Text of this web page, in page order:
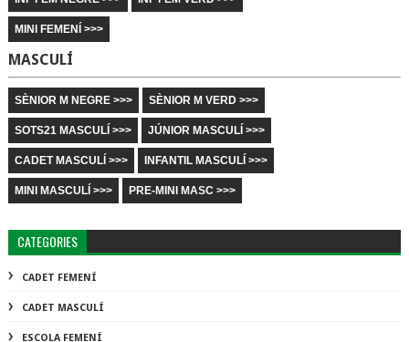
MINI FEMENÍ >>>
MASCULÍ
SÈNIOR M NEGRE >>> SÈNIOR M VERD >>>
SOTS21 MASCULÍ >>> JÚNIOR MASCULÍ >>>
CADET MASCULÍ >>> INFANTIL MASCULÍ >>>
MINI MASCULÍ >>> PRE-MINI MASC >>>
CATEGORIES
CADET FEMENÍ
CADET MASCULÍ
ESCOLA FEMENÍ